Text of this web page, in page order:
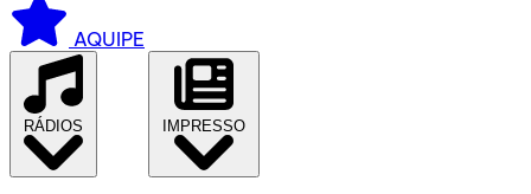
AQUIPE
RÁDIOS IMPRESSO